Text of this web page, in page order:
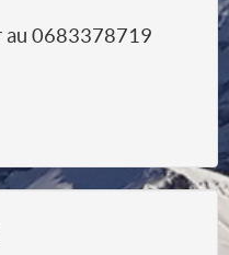
au 0683378719